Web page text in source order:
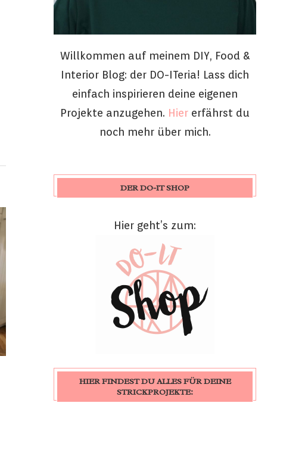
Willkommen auf meinem DIY, Food &
Interior Blog: der DO-ITeria! Lass dich
einfach inspirieren deine eigenen
Projekte anzugehen. Hier erfährst du
noch mehr über mich.
DER DO-IT SHOP
Hier geht’s zum:
HIER FINDEST DU ALLES FÜR DEINE
STRICKPROJEKTE: